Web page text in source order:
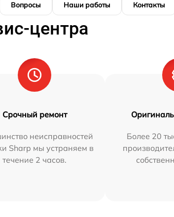
Вопросы Наши работы Контакты
центра
Срочный ремонт
неисправностей
Sharp мы устраняем в
течение 2 часов.
Более 20